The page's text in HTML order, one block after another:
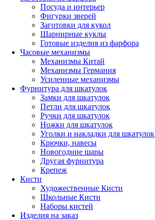
Посуда и интерьер
Фигурки зверей
Заготовки для кукол
Шарнирные куклы
Готовые изделия из фарфора
Часовые механизмы
Механизмы Китай
Механизмы Германия
Усиленные механизмы
Фурнитура для шкатулок
Замки для шкатулок
Петли для шкатулок
Ручки для шкатулок
Ножки для шкатулок
Уголки и накладки для шкатулок
Крючки, навесы
Новогодние шары
Другая фурнитура
Крепеж
Кисти
Художественные Кисти
Школьные Кисти
Наборы кистей
Изделия на заказ